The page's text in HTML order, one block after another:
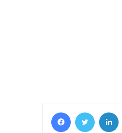
FacebookTwitter